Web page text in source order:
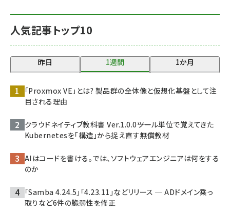
人気記事トップ10
昨日 1週間 1か月
「Proxmox VE」とは? 製品群の全体像と仮想化基盤として注
目される理由
クラウドネイティブ教科書 Ver.1.0.0――ツール単位で覚えてきた
Kubernetesを「構造」から捉え直す無償教材
AIはコードを書ける。では、ソフトウェアエンジニアは何をする
のか
「Samba 4.24.5」「4.23.11」などリリース ─ ADドメイン乗っ
取りなど6件の脆弱性を修正